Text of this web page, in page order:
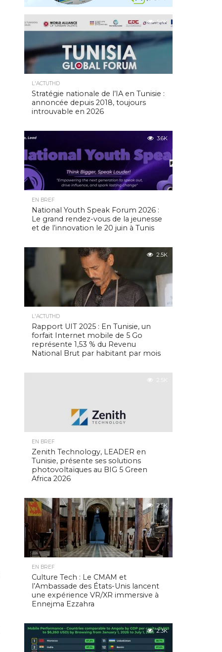
5.0K
L'ACTUTHD
Stratégie nationale de l’IA en Tunisie :
annoncée depuis 2018, toujours
introuvable en 2026
3.6K
EN BREF
National Youth Speak Forum 2026 :
Le grand rendez-vous de la jeunesse
et de l’innovation le 20 juin à Tunis
2.5K
L'ACTUTHD
Rapport UIT 2025 : En Tunisie, un
forfait Internet mobile de 5 Go
représente 1,53 % du Revenu
National Brut par habitant par mois
2.5K
EN BREF
Zenith Technology, LEADER en
Tunisie, présente ses solutions
photovoltaïques au BIG 5 Green
Africa 2026
2.5K
EN BREF
Culture Tech : Le CMAM et
l’Ambassade des États-Unis lancent
une expérience VR/XR immersive à
Ennejma Ezzahra
2.3K